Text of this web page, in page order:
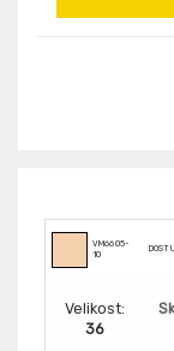
VM6605-
10
Velikost:
36